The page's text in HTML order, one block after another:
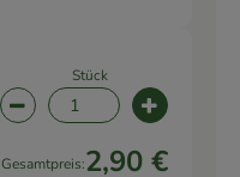
Stück
Artikelanzahl verringern
Gesamtpreis:2,90 €